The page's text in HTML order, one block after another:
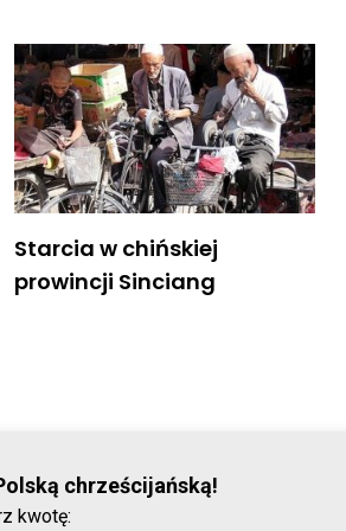
Starcia w chińskiej
prowincji Sinciang
©
chrześcijańską!
kwotę: